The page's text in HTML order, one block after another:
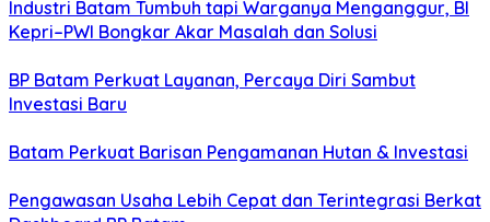
Industri Batam Tumbuh tapi Warganya Menganggur, BI
Kepri–PWI Bongkar Akar Masalah dan Solusi
BP Batam Perkuat Layanan, Percaya Diri Sambut
Investasi Baru
Batam Perkuat Barisan Pengamanan Hutan & Investasi
Pengawasan Usaha Lebih Cepat dan Terintegrasi Berkat